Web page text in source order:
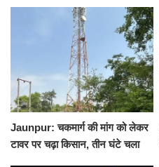
Jaunpur: चकमार्ग की मांग को लेकर
टावर पर चढ़ा किसान, तीन घंटे चला